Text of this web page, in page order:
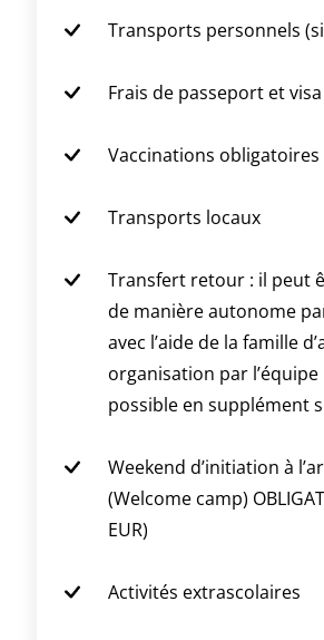
Transports personnels
Frais de passeport et visa
Vaccinations obligatoires
Transports locaux
Transfert retour : il peut
de manière autonome
avec l’aide de la famille
organisation par
possible en supplément
Weekend d’initiation à
(Welcome camp)
EUR)
Activités extrascolaires